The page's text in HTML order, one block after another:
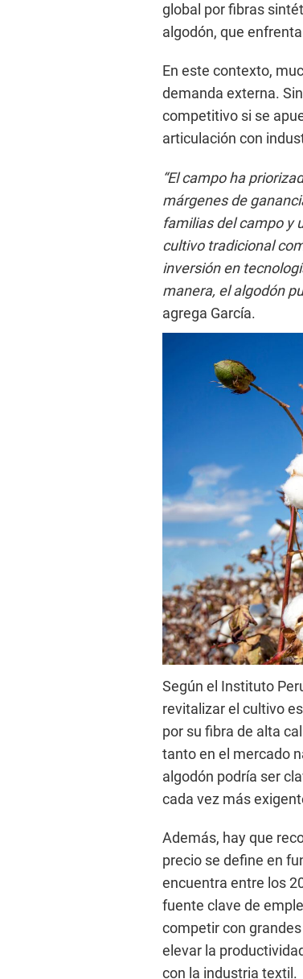
global por fibras
algodón, que
En este contexto,
demanda externa.
competitivo si se
articulación con
“El campo ha
márgenes de
familias del campo y
cultivo tradicional
inversión en
manera, el algodón
agrega García.
Según el Instituto
revitalizar el cultivo
por su fibra de alta
tanto en el mercado
algodón podría ser
cada vez más
Además, hay que
precio se define en
encuentra entre los
fuente clave de
competir con
elevar la
con la industria textil.